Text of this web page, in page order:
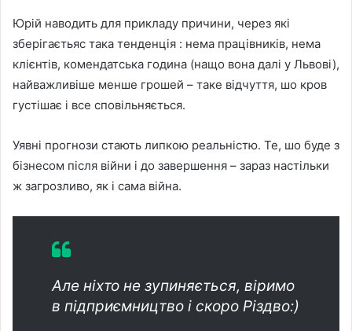
Юрій наводить для прикладу причини, через які
зберігаєтьяс така тенденція : нема працівників, нема
клієнтів, комендатська година (нащо вона далі у Львові),
найважливіше менше грошей – таке відчуття, шо кров
густішає і все сповільняється.
Уявні прогнози стають липкою реальністю. Те, шо буде з
бізнесом після війни і до завершення – зараз настільки
ж загрозливо, як і сама війна.
Але ніхто не зупиняється, віримо
в підприємництво і скоро Різдво:)